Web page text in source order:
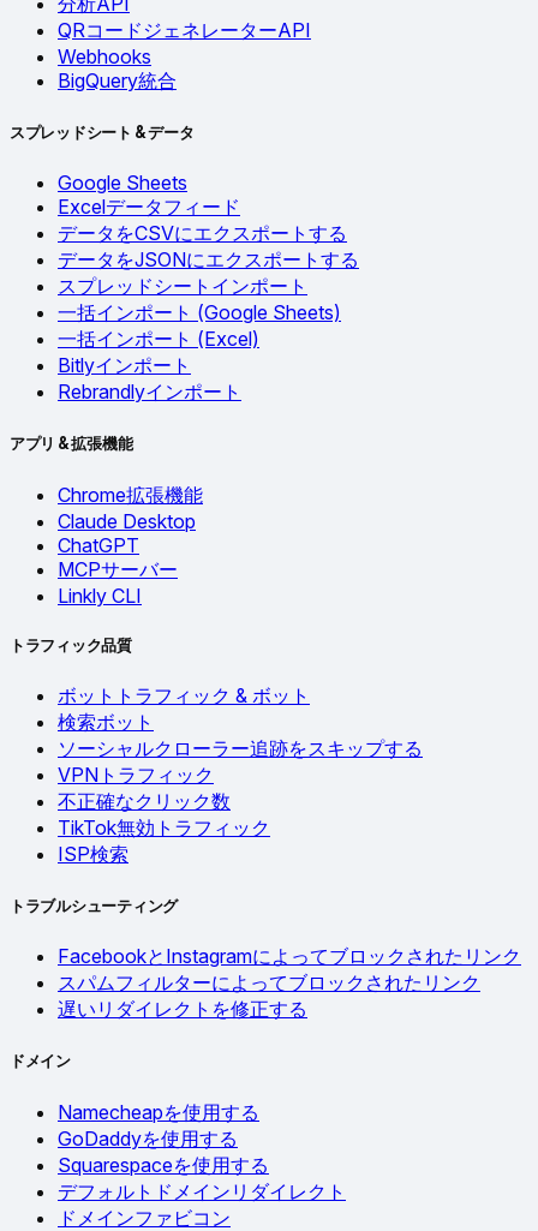
QRコードジェネレーターAPI
Webhooks
BigQuery統合
スプレッドシート & データ
Google Sheets
Excelデータフィード
データをCSVにエクスポートする
データをJSONにエクスポートする
スプレッドシートインポート
一括インポート (Google Sheets)
一括インポート (Excel)
Bitlyインポート
Rebrandlyインポート
アプリ & 拡張機能
Chrome拡張機能
Claude Desktop
ChatGPT
MCPサーバー
Linkly CLI
トラフィック品質
ボットトラフィック & ボット
検索ボット
ソーシャルクローラー追跡をスキップする
VPNトラフィック
不正確なクリック数
TikTok無効トラフィック
ISP検索
トラブルシューティング
FacebookとInstagramによってブロックされたリンク
スパムフィルターによってブロックされたリンク
遅いリダイレクトを修正する
ドメイン
Namecheapを使用する
GoDaddyを使用する
Squarespaceを使用する
デフォルトドメインリダイレクト
ドメインファビコン